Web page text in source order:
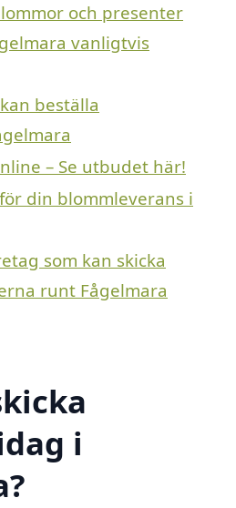
och presenter
vanligtvis
beställa
– Se utbudet här!
din blommleverans i
som kan skicka
runt Fågelmara
i